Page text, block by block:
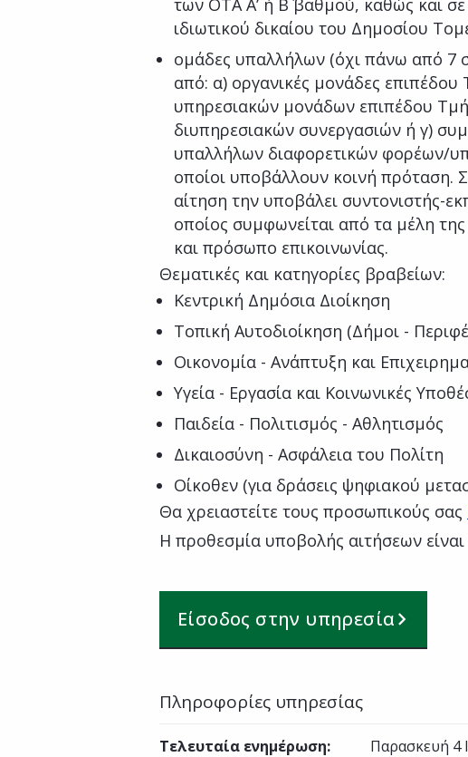
των ΟΤΑ Α’ ή Β΄ βαθμού, καθώς και
ιδιωτικού δικαίου του Δημοσίου
ομάδες υπαλλήλων (όχι πάνω από 7
από: α) οργανικές μονάδες
υπηρεσιακών μονάδων επιπέδου
διυπηρεσιακών συνεργασιών ή γ)
υπαλλήλων διαφορετικών φορέων/
οποίοι υποβάλλουν κοινή πρόταση.
αίτηση την υποβάλει συντονιστής-
οποίος συμφωνείται από τα μέλη
και πρόσωπο επικοινωνίας.
Θεματικές και κατηγορίες βραβείων:
Κεντρική Δημόσια Διοίκηση
Τοπική Αυτοδιοίκηση (Δήμοι -
Οικονομία - Ανάπτυξη και
Υγεία - Εργασία και Κοινωνικές
Παιδεία - Πολιτισμός - Αθλητισμός
Δικαιοσύνη - Ασφάλεια του Πολίτη
Οίκοθεν (για δράσεις ψηφιακού
Θα χρειαστείτε τους προσωπικούς σας
Η προθεσμία υποβολής αιτήσεων
Είσοδος στην υπηρεσία
Πληροφορίες υπηρεσίας
Τελευταία ενημέρωση: Παρασκευή 4